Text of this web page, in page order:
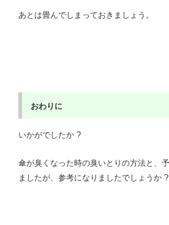
あとは畳んでしまっておきましょう。
おわりに
いかがでしたか ?
傘が臭くなった時の臭いとりの方法と、
ましたが、参考になりましたでしょうか ?